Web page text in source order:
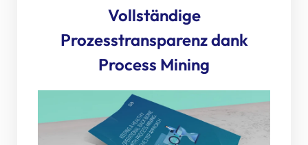
Vollständige
Prozesstransparenz dank
Process Mining